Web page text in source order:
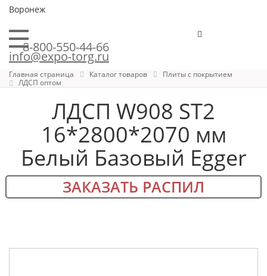
Воронеж
8-800-550-44-66
info@expo-torg.ru
Главная страница Каталог товаров
Плиты с покрытием
ЛДСП оптом
ЛДСП W908 ST2
16*2800*2070 мм
Белый Базовый Egger
ЗАКАЗАТЬ РАСПИЛ